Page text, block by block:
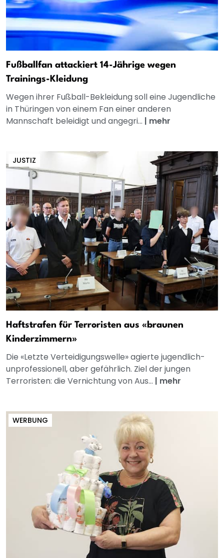
Fußballfan attackiert 14-Jährige wegen
Trainings-Kleidung
Wegen ihrer Fußball-Bekleidung soll eine Jugendliche
in Thüringen von einem Fan einer anderen
Mannschaft beleidigt und angegri... | mehr
JUSTIZ
Haftstrafen für Terroristen aus «braunen
Kinderzimmern»
Die «Letzte Verteidigungswelle» agierte jugendlich-
unprofessionell, aber gefährlich. Ziel der jungen
Terroristen: die Vernichtung von Aus... | mehr
WERBUNG